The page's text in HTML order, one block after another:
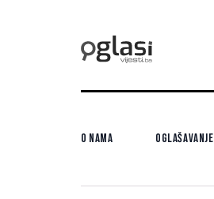
O nama Oglašavanje